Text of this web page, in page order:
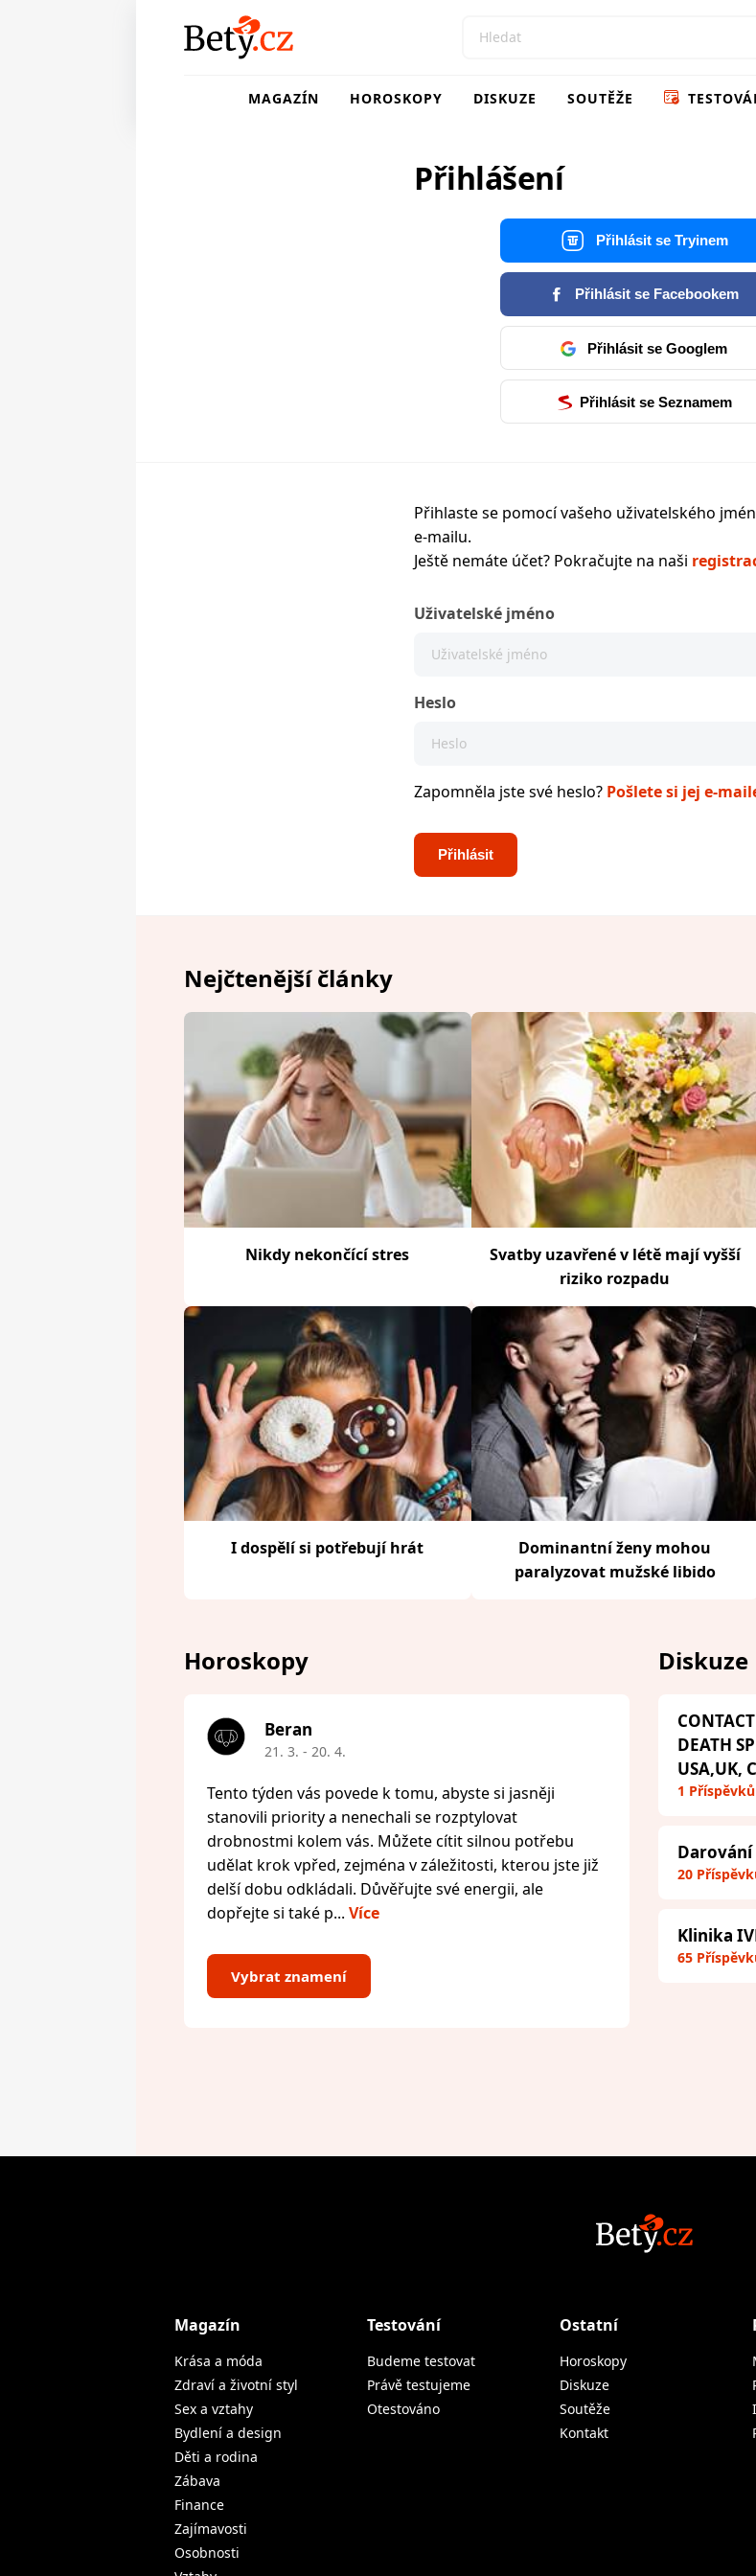
MAGAZÍN HOROSKOPY DISKUZE SOUTĚŽE
Přihlášení
Přihlásit se Tryinem
Přihlásit se Facebookem
Přihlásit se Googlem
Přihlásit se Seznamem
Přihlaste se pomocí vašeho uživatelského
e-mailu.
Ještě nemáte účet? Pokračujte na naši
Uživatelské jméno
Heslo
Zapomněla jste své heslo? Pošlete si jej e-
Nejčtenější články
Nikdy nekončící stres
Svatby uzavřené v létě mají vyšší
riziko rozpadu
I dospělí si potřebují hrát
Dominantní ženy mohou
paralyzovat mužské libido
Horoskopy
Beran
21. 3. - 20. 4.
Tento týden vás povede k tomu, abyste si jasněji
stanovili priority a nenechali se rozptylovat
drobnostmi kolem vás. Můžete cítit silnou potřebu
udělat krok vpřed, zejména v záležitosti, kterou jste již
delší dobu odkládali. Důvěřujte své energii, ale
dopřejte si také p... Více
Vybrat znamení
Diskuze
DEATH
USA,UK,
1 Příspěvků
20
Klinika
65
Magazín
Krása a móda
Zdraví a životní styl
Sex a vztahy
Bydlení a design
Děti a rodina
Zábava
Finance
Zajímavosti
Osobnosti
Testování
Budeme testovat
Právě testujeme
Otestováno
Ostatní
Horoskopy
Diskuze
Soutěže
Kontakt